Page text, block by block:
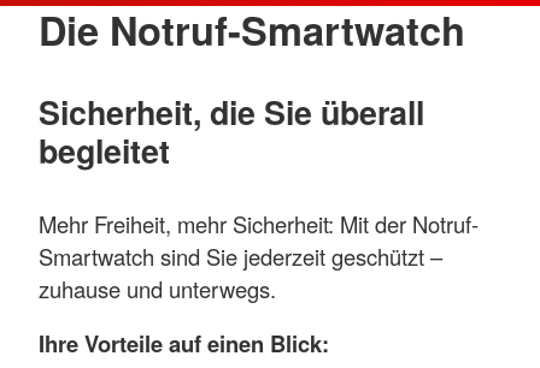
Die Notruf-Smartwatch
Sicherheit, die Sie überall
begleitet
Mehr Freiheit, mehr Sicherheit: Mit der Notruf-
Smartwatch sind Sie jederzeit geschützt –
zuhause und unterwegs.
Ihre Vorteile auf einen Blick: